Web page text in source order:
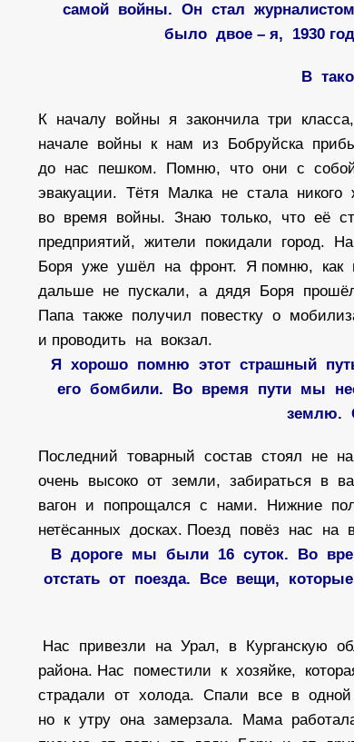
самой войны. Он стал
было двое – я, 1930
В
К началу войны я закончила три
начале войны к нам из Бобруйска
до нас пешком. Помню, что они с
эвакуации. Тётя Малка не стала
во время войны. Знаю только, что её
предприятий, жители покидали город.
Боря уже ушёл на фронт. Я помню, как
дальше не пускали, а дядя Боря
Папа также получил повестку о
и проводить на вокзал.
Я хорошо помню этот страшный
его бомбили. Во время пути мы
землю.
Последний товарный состав стоял не
очень высоко от земли, забираться в
вагон и попрощался с нами. Нижние
нетёсанных досках. Поезд повёз нас на
В дороге мы были 16 суток. Во
отстать от поезда. Все вещи,
Нас привезли на Урал, в Курганскую
района. Нас поместили к хозяйке,
страдали от холода. Спали все в
но к утру она замерзала. Мама